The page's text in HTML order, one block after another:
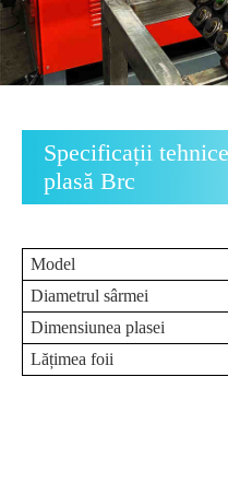
Specificații
plasă Brc
Model
Diametrul sârmei
Dimensiunea plasei
Lățimea foii